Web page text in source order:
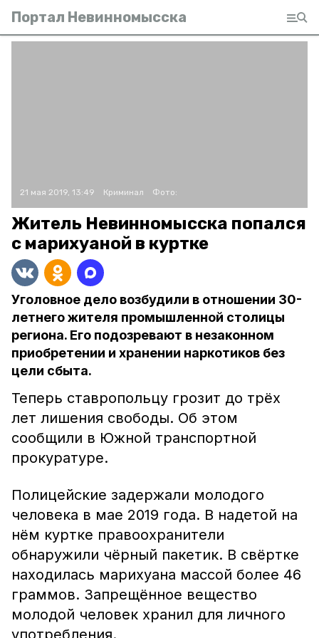
Портал Невинномысска
21 мая 2019, 13:49 Криминал Фото:
Житель Невинномысска попался
с марихуаной в куртке
Уголовное дело возбудили в отношении 30-
летнего жителя промышленной столицы
региона. Его подозревают в незаконном
приобретении и хранении наркотиков без
цели сбыта.
Теперь ставропольцу грозит до трёх
лет лишения свободы. Об этом
сообщили в Южной транспортной
прокуратуре.
Полицейские задержали молодого
человека в мае 2019 года. В надетой на
нём куртке правоохранители
обнаружили чёрный пакетик. В свёртке
находилась марихуана массой более 46
граммов. Запрещённое вещество
молодой человек хранил для личного
употребления.